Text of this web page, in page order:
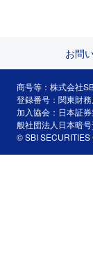
お問
商号等：株式会社
登録番号：関東財
加入協会：日本証
般社団法人日本暗
© SBI